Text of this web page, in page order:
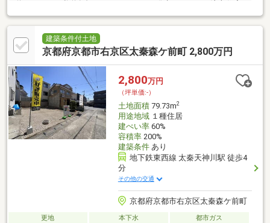
として自由な設計プランをご検討いただけます。周辺環境も子育
て世帯に嬉しい立地で、小学校まで徒歩3分、中学校まで徒歩7
分。スーパーまで徒歩6分、コンビニまで徒歩3分、ドラッグスト
アまで徒歩4分と、日常生活に必要な施設も徒歩圏内に揃っていま
好。歴史情緒あふれる街並みの中で、教育施設も身近に揃うこと
から、子育て世帯にも暮らしやすい住環境が整っています。
建築条件付土地
京都府京都市右京区太秦森ケ前町 2,800万円
2,800万円
（坪単価:-）
土地面積79.73m2
用途地域１種住居
建ぺい率60%
容積率200%
建築条件あり
地下鉄東西線 太秦天神川駅 徒歩4
分
その他の交通
京都府京都市右京区太秦森ケ前町
更地 本下水 都市ガス